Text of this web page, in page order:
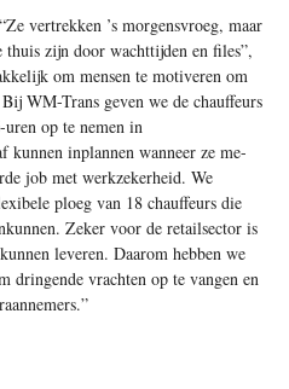
vertrekken ’s morgensvroeg, maar
thuis zijn door wachttijden en files”,
om mensen te motiveren om
WM-Trans geven we de chauffeurs
op te nemen in
kunnen inplannen wanneer ze me-
job met werkzekerheid. We
ploeg van 18 chauffeurs die
Zeker voor de retailsector is
leveren. Daarom hebben we
dringende vrachten op te vangen en